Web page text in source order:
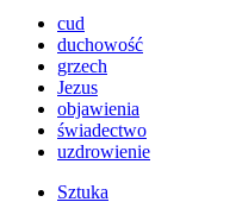
cud
duchowość
grzech
Jezus
objawienia
świadectwo
uzdrowienie
Sztuka